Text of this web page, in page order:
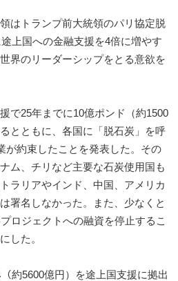
はトランプ前大統領のパリ協定脱
上国への金融支援を4倍に増やす
界のリーダーシップをとる意欲を
で25年までに10億ポンド（約1500
とともに、各国に「脱石炭」を呼
が約束したことを発表した。その
ム、チリなど主要な石炭使用国も
ラリアやインド、中国、アメリカ
署名しなかった。また、少なくと
ロジェクトへの融資を停止するこ
した。
約5600億円）を途上国支援に拠出